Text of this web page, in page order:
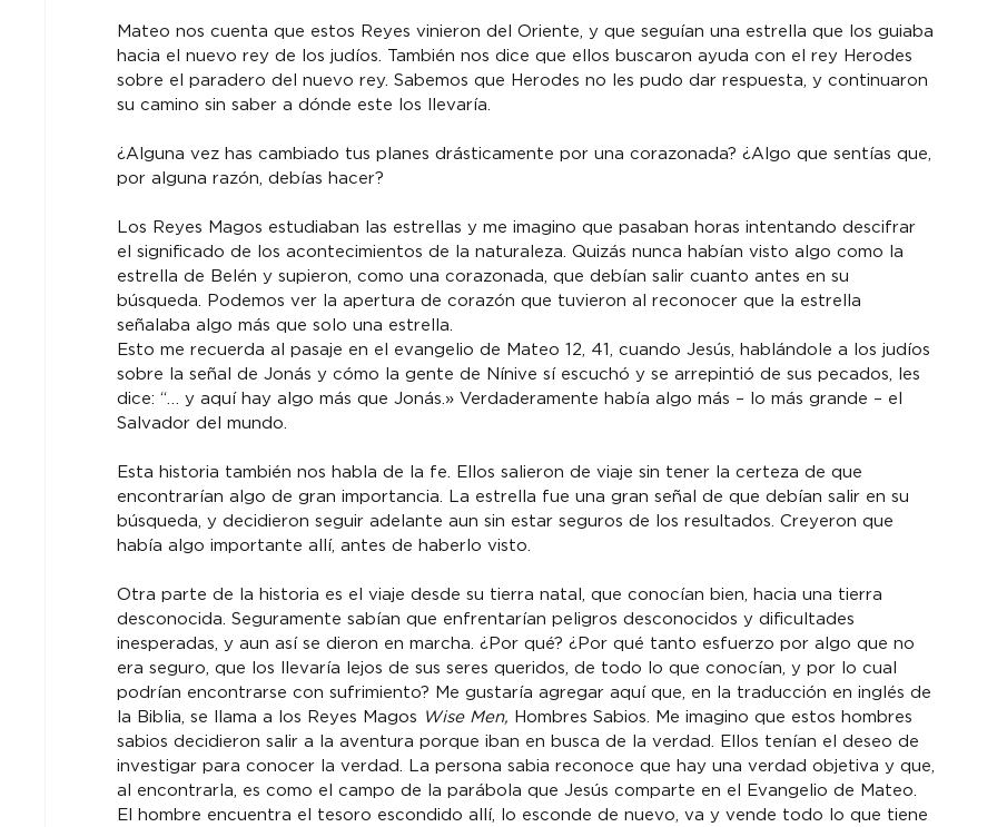
Mateo nos cuenta que estos Reyes vinieron del Oriente, y que seguían una estrella que los guiaba
hacia el nuevo rey de los judíos. También nos dice que ellos buscaron ayuda con el rey Herodes
sobre el paradero del nuevo rey. Sabemos que Herodes no les pudo dar respuesta, y continuaron
su camino sin saber a dónde este los llevaría.
¿Alguna vez has cambiado tus planes drásticamente por una corazonada? ¿Algo que sentías que,
por alguna razón, debías hacer?
Los Reyes Magos estudiaban las estrellas y me imagino que pasaban horas intentando descifrar
el significado de los acontecimientos de la naturaleza. Quizás nunca habían visto algo como la
estrella de Belén y supieron, como una corazonada, que debían salir cuanto antes en su
búsqueda. Podemos ver la apertura de corazón que tuvieron al reconocer que la estrella
señalaba algo más que solo una estrella.
Esto me recuerda al pasaje en el evangelio de Mateo 12, 41, cuando Jesús, hablándole a los judíos
sobre la señal de Jonás y cómo la gente de Nínive sí escuchó y se arrepintió de sus pecados, les
dice: “… y aquí hay algo más que Jonás.» Verdaderamente había algo más – lo más grande – el
Salvador del mundo.
Esta historia también nos habla de la fe. Ellos salieron de viaje sin tener la certeza de que
encontrarían algo de gran importancia. La estrella fue una gran señal de que debían salir en su
búsqueda, y decidieron seguir adelante aun sin estar seguros de los resultados. Creyeron que
había algo importante allí, antes de haberlo visto.
Otra parte de la historia es el viaje desde su tierra natal, que conocían bien, hacia una tierra
desconocida. Seguramente sabían que enfrentarían peligros desconocidos y dificultades
inesperadas, y aun así se dieron en marcha. ¿Por qué? ¿Por qué tanto esfuerzo por algo que no
era seguro, que los llevaría lejos de sus seres queridos, de todo lo que conocían, y por lo cual
podrían encontrarse con sufrimiento? Me gustaría agregar aquí que, en la traducción en inglés de
la Biblia, se llama a los Reyes Magos Wise Men, Hombres Sabios. Me imagino que estos hombres
sabios decidieron salir a la aventura porque iban en busca de la verdad. Ellos tenían el deseo de
investigar para conocer la verdad. La persona sabia reconoce que hay una verdad objetiva y que,
al encontrarla, es como el campo de la parábola que Jesús comparte en el Evangelio de Mateo.
El hombre encuentra el tesoro escondido allí, lo esconde de nuevo, va y vende todo lo que tiene